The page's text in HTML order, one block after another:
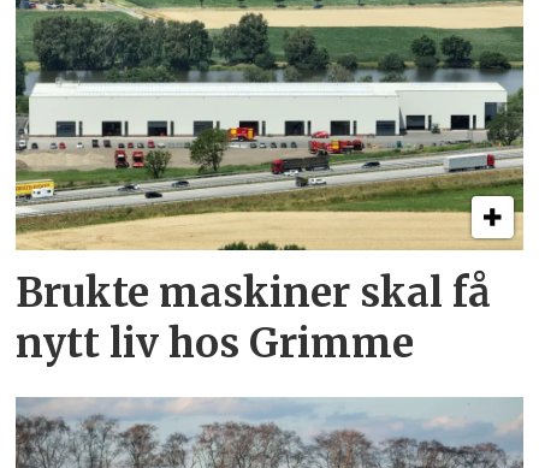
Brukte maskiner skal få
nytt liv hos Grimme